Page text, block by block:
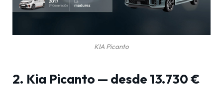
KIA Picanto
2. Kia Picanto — desde 13.730 €